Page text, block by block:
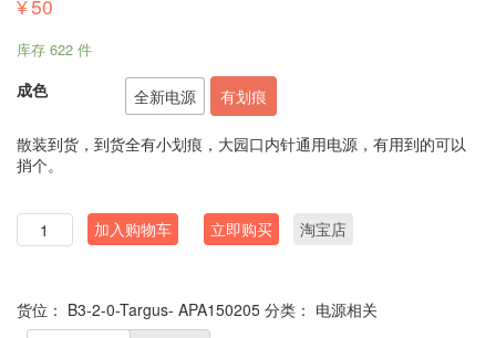
¥50
库存 622 件
成色 全新电源 有划痕
散装到货，到货全有小划痕，大园口内针通用电源，有用到的可以
捎个。
数
量
加入购物车 立即购买 淘宝店
货位： B3-2-0-Targus- APA150205 分类： 电源相关